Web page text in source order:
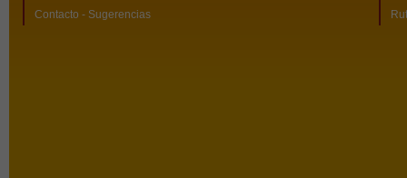
Contacto - Sugerencias